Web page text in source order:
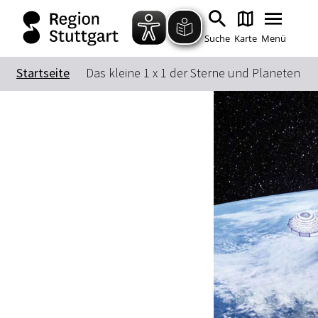
Suche Karte Menü
Startseite Das kleine 1 x 1 der Sterne und Planeten